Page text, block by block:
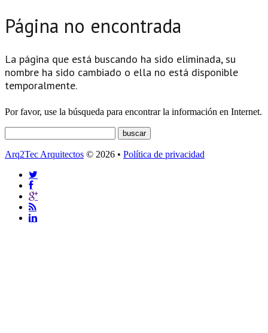
Página no encontrada
La página que está buscando ha sido eliminada, su
nombre ha sido cambiado o ella no está disponible
temporalmente.
Por favor, use la búsqueda para encontrar la información en Internet.
Arq2Tec Arquitectos © 2026 • Política de privacidad